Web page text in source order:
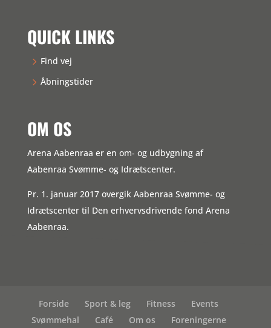
QUICK LINKS
Find vej
Åbningstider
OM OS
Arena Aabenraa er en om- og udbygning af
Aabenraa Svømme- og Idrætscenter.
Pr. 1. januar 2017 overgik Aabenraa Svømme- og
Idrætscenter til Den erhvervsdrivende fond Arena
Aabenraa.
Forside Sport & leg Fitness
Events
Svømmehal
Café Om os Foreningerne